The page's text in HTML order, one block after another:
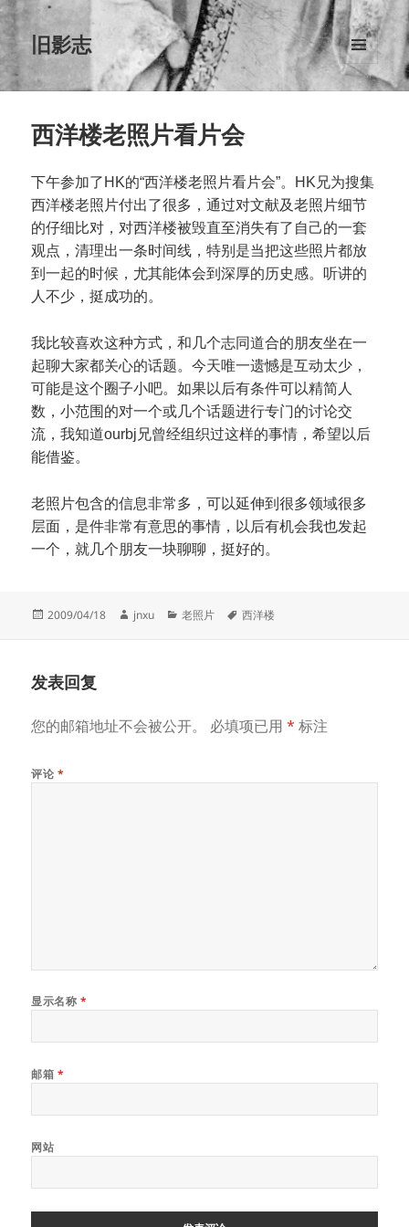
旧影志
菜单和
挂件
西洋楼老照片看片会
下午参加了HK的“西洋楼老照片看片会”。HK兄为搜集
西洋楼老照片付出了很多，通过对文献及老照片细节
的仔细比对，对西洋楼被毁直至消失有了自己的一套
观点，清理出一条时间线，特别是当把这些照片都放
到一起的时候，尤其能体会到深厚的历史感。听讲的
人不少，挺成功的。
我比较喜欢这种方式，和几个志同道合的朋友坐在一
起聊大家都关心的话题。今天唯一遗憾是互动太少，
可能是这个圈子小吧。如果以后有条件可以精简人
数，小范围的对一个或几个话题进行专门的讨论交
流，我知道ourbj兄曾经组织过这样的事情，希望以后
能借鉴。
老照片包含的信息非常多，可以延伸到很多领域很多
层面，是件非常有意思的事情，以后有机会我也发起
一个，就几个朋友一块聊聊，挺好的。
发
2009/04/18
作
jnxu
分
老照片
标
西洋楼
发表回复
您的邮箱地址不会被公开。 必填项已用* 标注
评论 *
显示名称 *
邮箱 *
网站